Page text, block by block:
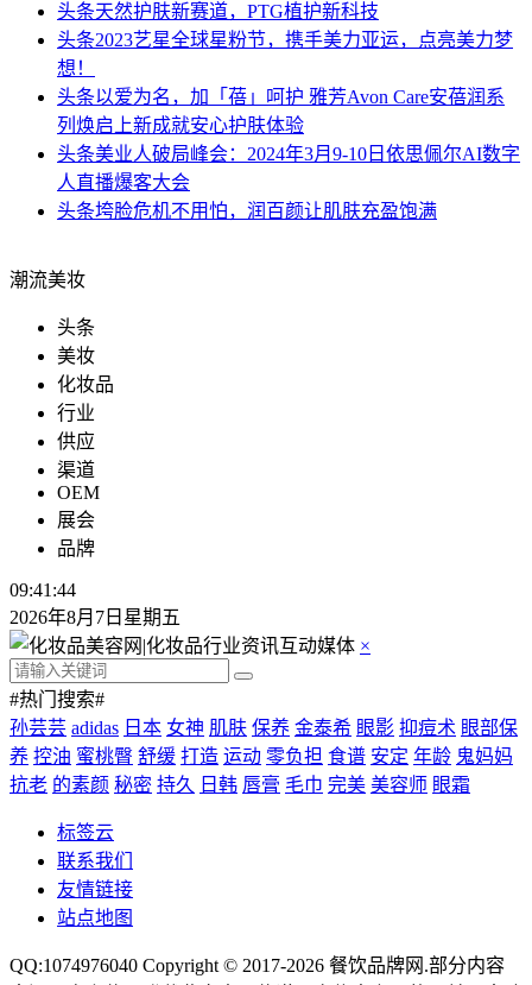
头条天然护肤新赛道，PTG植护新科技
头条2023艺星全球星粉节，携手美力亚运，点亮美力梦
想！
头条以爱为名，加「蓓」呵护 雅芳Avon Care安蓓润系
列焕启上新成就安心护肤体验
头条美业人破局峰会：2024年3月9-10日依思佩尔AI数字
人直播爆客大会
头条垮脸危机不用怕，润百颜让肌肤充盈饱满
潮流美妆
头条
美妆
化妆品
行业
供应
渠道
OEM
展会
品牌
09:41:45
2026年8月7日星期五
×
#热门搜索#
孙芸芸 adidas 日本 女神 肌肤 保养 金泰希 眼影 抑痘术 眼部保
养 控油 蜜桃臀 舒缓 打造 运动 零负担 食谱 安定 年龄 鬼妈妈
抗老 的素颜 秘密 持久 日韩 唇膏 毛巾 完美 美容师 眼霜
标签云
联系我们
友情链接
站点地图
QQ:1074976040 Copyright © 2017-2026 餐饮品牌网 .部分内容